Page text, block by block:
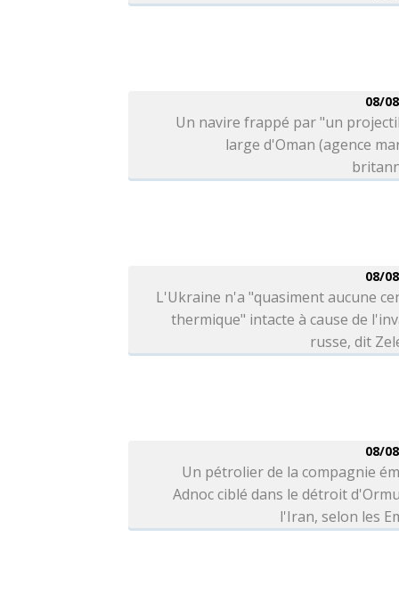
08/
Un navire frappé par "un
large d'Oman (agence
08/
L'Ukraine n'a "quasiment aucune
thermique" intacte à cause de
russe, dit
08/
Un pétrolier de la compagnie
Adnoc ciblé dans le détroit
l'Iran, selon les